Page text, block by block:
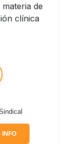
de
clínica
INFO